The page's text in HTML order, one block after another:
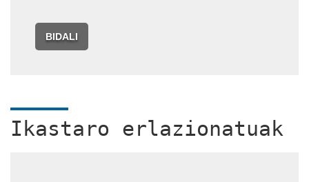
BIDALI
Ikastaro erlazionatuak